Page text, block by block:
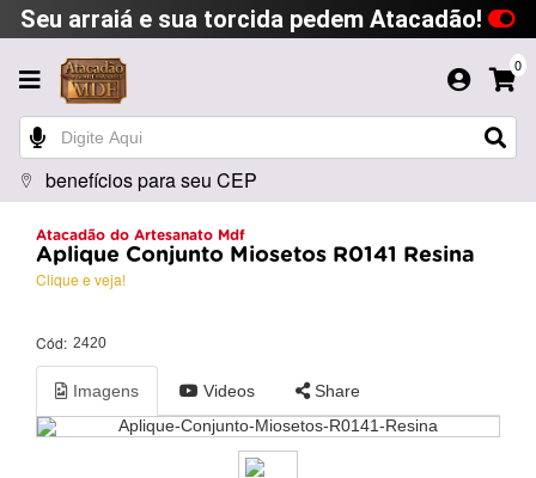
Seu arraiá e sua torcida pedem Atacadão!
0
benefícios para seu CEP
Atacadão do Artesanato Mdf
Aplique Conjunto Miosetos R0141 Resina
Clique e veja!
Cód: 2420
Imagens Videos Share